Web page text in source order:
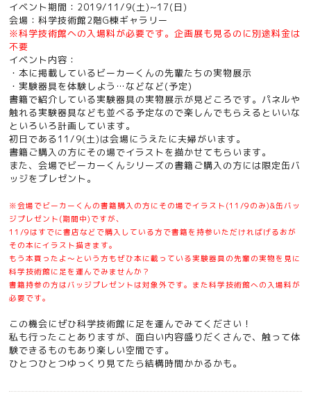
イベント期間：2019/11/9(土)~17(日)
会場：科学技術館2階G棟ギャラリー
※科学技術館への入場料が必要です。企画展も見るのに別途料金は
不要
イベント内容：
・本に掲載しているビーカーくんの先輩たちの実物展示
・実験器具を体験しよう…などなど(予定)
書籍で紹介している実験器具の実物展示が見どころです。パネルや
触れる実験器具なども並べる予定なので楽しんでもらえるといいな
といろいろ計画しています。
初日である11/9(土)は会場にうえたに夫婦がいます。
書籍ご購入の方にその場でイラストを描かせてもらいます。
また、会場でビーカーくんシリーズの書籍ご購入の方には限定缶バ
ッジをプレゼント。
※会場でビーカーくんの書籍購入の方にその場でイラスト(11/9のみ)&缶バッ
ジプレゼント(期間中)ですが、
11/9はすでに書店などで購入している方で書籍を持参いただければげるおが
その本にイラスト描きます。
もう本買ったよ〜という方もぜひ本に載っている実験器具の先輩の実物を見に
科学技術館に足を運んでみませんか？
書籍持参の方はバッジプレゼントは対象外です。また科学技術館への入場料が
必要です。
この機会にぜひ科学技術館に足を運んでみてください！
私も行ったことありますが、面白い内容盛りだくさんで、触って体
験できるものもあり楽しい空間です。
ひとつひとつゆっくり見てたら結構時間かかるかも。